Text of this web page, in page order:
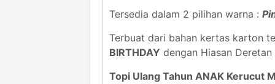
Tersedia dalam 2 pilihan warna :
Terbuat dari bahan kertas karton
BIRTHDAY dengan Hiasan
Topi Ulang Tahun ANAK Kerucut